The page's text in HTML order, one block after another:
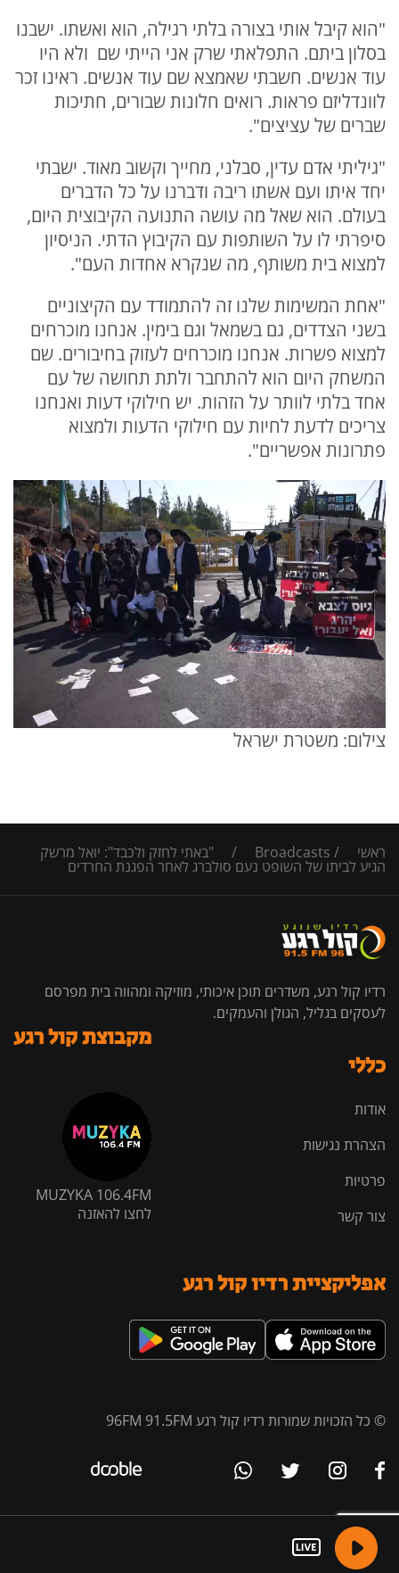
"הוא קיבל אותי בצורה בלתי רגילה, הוא ואשתו. ישבנו
בסלון ביתם. התפלאתי שרק אני הייתי שם ולא היו
עוד אנשים. חשבתי שאמצא שם עוד אנשים. ראינו זכר
לוונדליזם פראות. רואים חלונות שבורים, חתיכות
שברים של עציצים".
"גיליתי אדם עדין, סבלני, מחייך וקשוב מאוד. ישבתי
יחד איתו ועם אשתו ריבה ודברנו על כל הדברים
בעולם. הוא שאל מה עושה התנועה הקיבוצית היום,
סיפרתי לו על השותפות עם הקיבוץ הדתי. הניסיון
למצוא בית משותף, מה שנקרא אחדות העם".
"אחת המשימות שלנו זה להתמודד עם הקיצוניים
בשני הצדדים, גם בשמאל וגם בימין. אנחנו מוכרחים
למצוא פשרות. אנחנו מוכרחים לעזוק בחיבורים. שם
המשחק היום הוא להתחבר ולתת תחושה של עם
אחד בלתי לוותר על הזהות. יש חילוקי דעות ואנחנו
צריכים לדעת לחיות עם חילוקי הדעות ולמצוא
פתרונות אפשריים".
צילום: משטרת ישראל
ראשי /
Broadcasts
/ "באתי לחזק ולכבד": יואל מרשק
הגיע לביתו של השופט נעם סולברג לאחר הפגנת החרדים
רדיו קול רגע, משדרים תוכן איכותי, מוזיקה ומהווה בית מפרסם
לעסקים בגליל, הגולן והעמקים.
כללי
אודות
הצהרת נגישות
פרטיות
צור קשר
מקבוצת קול רגע
MUZYKA 106.4FM
לחצו להאזנה
אפליקציית רדיו קול רגע
© כל הזכויות שמורות רדיו קול רגע 96FM 91.5FM